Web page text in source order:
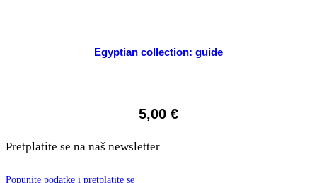
Egyptian collection: guide
5,00 €
Pretplatite se na naš newsletter
Popunite podatke i pretplatite se